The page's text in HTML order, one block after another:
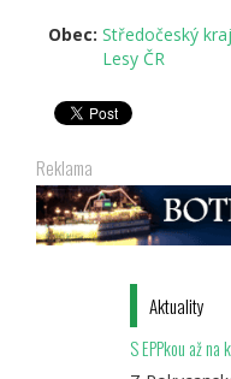
Obec: Středočeský kraj
Lesy ČR
Reklama
Aktuality
S EPPkou až